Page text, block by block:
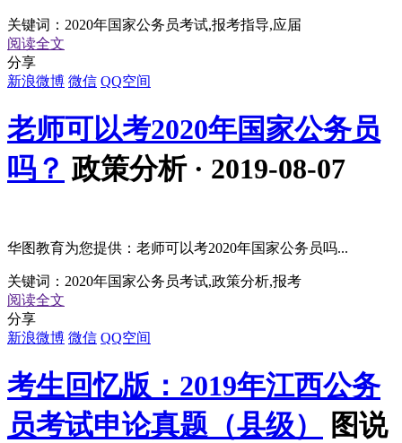
关键词： 2020年国家公务员考试,报考指导,应届
阅读全文
分享
新浪微博 微信 QQ空间
老师可以考2020年国家公务员
吗？ 政策分析 · 2019-08-07
华图教育为您提供：老师可以考2020年国家公务员吗...
关键词： 2020年国家公务员考试,政策分析,报考
阅读全文
分享
新浪微博 微信 QQ空间
考生回忆版：2019年江西公务
员考试申论真题（县级）
图说